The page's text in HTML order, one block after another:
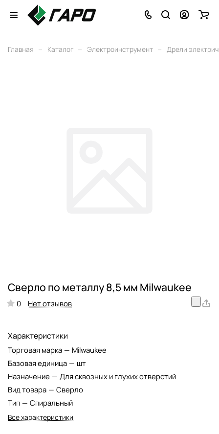
Главная – Каталог – Электроинструмент – Дрели
Сверло по металлу 8,5 мм Milwaukee
0 Нет отзывов
Характеристики
Торговая марка — Milwaukee
Базовая единица — шт
Назначение — Для сквозных и глухих отверстий
Вид товара — Сверло
Тип — Спиральный
Все характеристики